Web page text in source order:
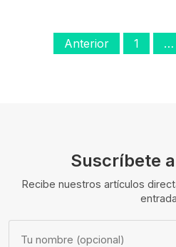
Anterior 1 …
Suscríbete
Recibe nuestros artículos